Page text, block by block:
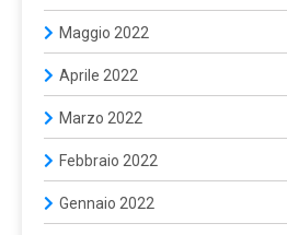
Maggio 2022
Aprile 2022
Marzo 2022
Febbraio 2022
Gennaio 2022